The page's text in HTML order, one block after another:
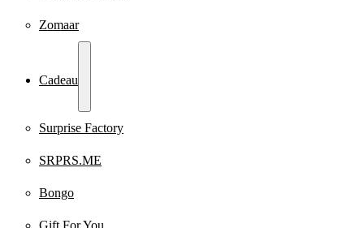
Zomaar
Cadeau
Surprise Factory
SRPRS.ME
Bongo
Gift For You